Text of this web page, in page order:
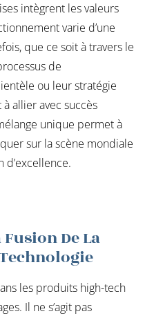
intègrent les valeurs
varie d’une
que ce soit à travers le
de
ou leur stratégie
allier avec succès
unique permet à
sur la scène mondiale
Fusion De La
les produits high-tech
Il ne s’agit pas